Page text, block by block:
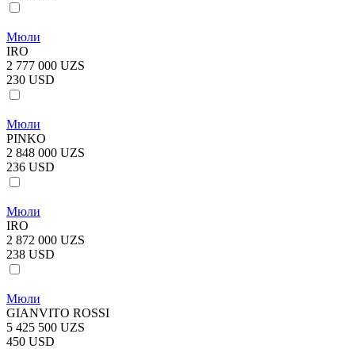
Мюли
IRO
2 777 000 UZS
230 USD
Мюли
PINKO
2 848 000 UZS
236 USD
Мюли
IRO
2 872 000 UZS
238 USD
Мюли
GIANVITO ROSSI
5 425 500 UZS
450 USD